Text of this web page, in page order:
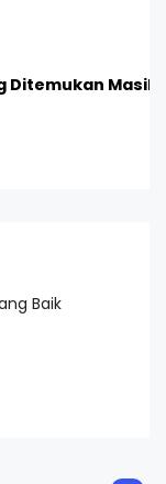
Ditemukan Masih
Baik